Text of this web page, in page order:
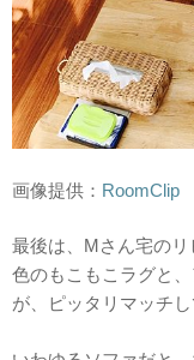
画像提供： RoomClip
最後は、Mさん宅の
色のもこもこラグと
が、ピッタリマッチし